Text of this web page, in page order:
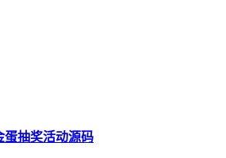
蛋抽奖活动源码